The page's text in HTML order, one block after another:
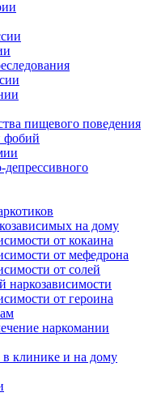
пищевого поведения
фобий
на дому
от кокаина
от мефедрона
от солей
наркозависимости
от героина
наркомании
в клинике и на дому